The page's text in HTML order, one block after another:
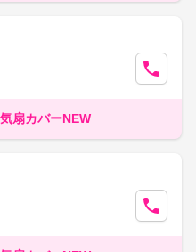
扇カバーNEW